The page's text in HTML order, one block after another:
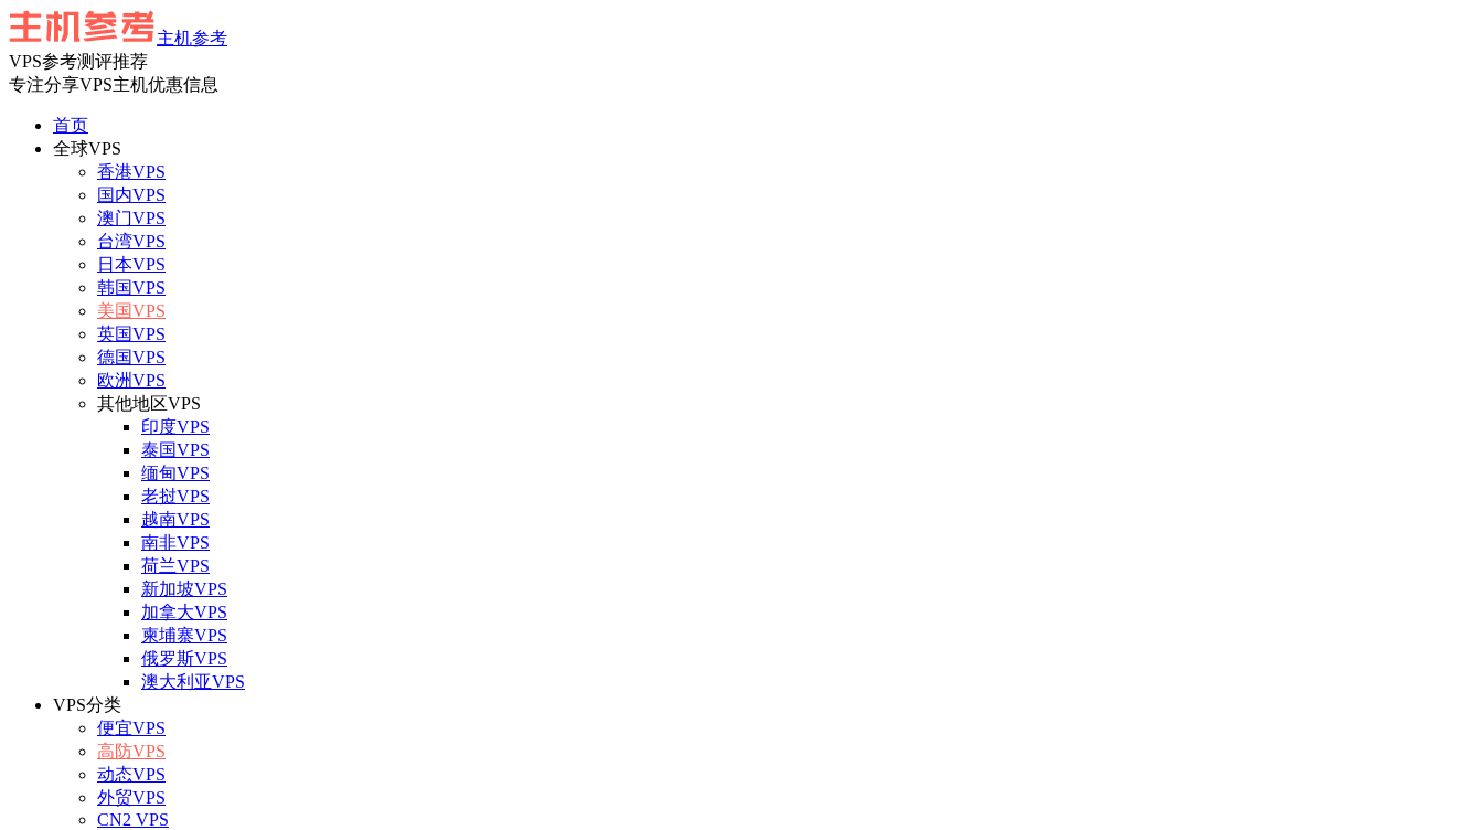
主机参考
VPS参考测评推荐
专注分享VPS主机优惠信息
首页
全球VPS
香港VPS
国内VPS
澳门VPS
台湾VPS
日本VPS
韩国VPS
美国VPS
英国VPS
德国VPS
欧洲VPS
其他地区VPS
印度VPS
泰国VPS
缅甸VPS
老挝VPS
越南VPS
南非VPS
荷兰VPS
新加坡VPS
加拿大VPS
柬埔寨VPS
俄罗斯VPS
澳大利亚VPS
VPS分类
便宜VPS
高防VPS
动态VPS
外贸VPS
CN2 VPS